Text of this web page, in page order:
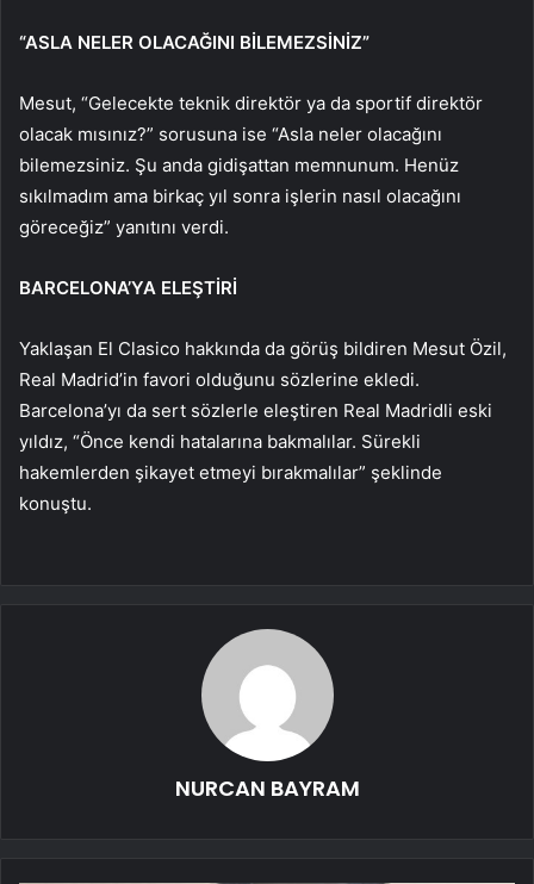
“ASLA NELER OLACAĞINI BİLEMEZSİNİZ”
Mesut, “Gelecekte teknik direktör ya da sportif direktör
olacak mısınız?” sorusuna ise “Asla neler olacağını
bilemezsiniz. Şu anda gidişattan memnunum. Henüz
sıkılmadım ama birkaç yıl sonra işlerin nasıl olacağını
göreceğiz” yanıtını verdi.
BARCELONA’YA ELEŞTİRİ
Yaklaşan El Clasico hakkında da görüş bildiren Mesut Özil,
Real Madrid’in favori olduğunu sözlerine ekledi.
Barcelona’yı da sert sözlerle eleştiren Real Madridli eski
yıldız, “Önce kendi hatalarına bakmalılar. Sürekli
hakemlerden şikayet etmeyi bırakmalılar” şeklinde
konuştu.
NURCAN BAYRAM